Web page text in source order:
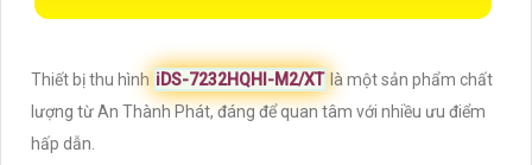
Thiết bị thu hình iDS-7232HQHI-M2/XT là một sản phẩm chất
lượng từ An Thành Phát, đáng để quan tâm với nhiều ưu điểm
hấp dẫn.